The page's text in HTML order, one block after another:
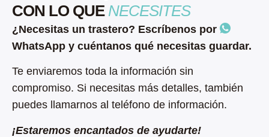
CON LO QUE NECESITES
¿Necesitas un trastero? Escríbenos por
WhatsApp y cuéntanos qué necesitas guardar.
Te enviaremos toda la información sin
compromiso. Si necesitas más detalles, también
puedes llamarnos al teléfono de información.
¡Estaremos encantados de ayudarte!